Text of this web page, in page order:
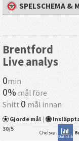
SPELSCHEMA &
Brentford
Live analys
0min
0% mål före
Snitt 0 mål innan
Gjorde mål |
30/5 Chelsea
Statistik